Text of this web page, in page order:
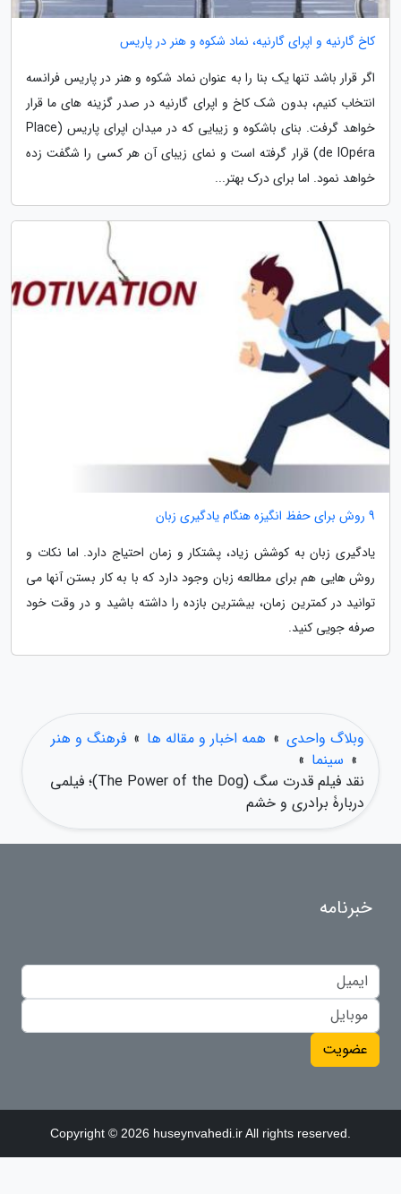
کاخ گارنیه و اپرای گارنیه، نماد شکوه و هنر در پاریس
اگر قرار باشد تنها یک بنا را به عنوان نماد شکوه و هنر در پاریس فرانسه
انتخاب کنیم، بدون شک کاخ و اپرای گارنیه در صدر گزینه های ما قرار
خواهد گرفت. بنای باشکوه و زیبایی که در میدان اپرای پاریس (Place
de lOpéra) قرار گرفته است و نمای زیبای آن هر کسی را شگفت زده
خواهد نمود. اما برای درک بهتر...
9 روش برای حفظ انگیزه هنگام یادگیری زبان
یادگیری زبان به کوشش زیاد، پشتکار و زمان احتیاج دارد. اما نکات و
روش هایی هم برای مطالعه زبان وجود دارد که با به کار بستن آنها می
توانید در کمترین زمان، بیشترین بازده را داشته باشید و در وقت خود
صرفه جویی کنید.
وبلاگ واحدی » همه اخبار و مقاله ها » فرهنگ و هنر
» سینما »
نقد فیلم قدرت سگ (The Power of the Dog)؛ فیلمی
دربارۀ برادری و خشم
خبرنامه
عضویت
Copyright © 2026 huseynvahedi.ir All rights reserved.